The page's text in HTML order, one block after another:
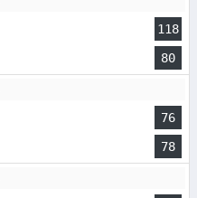
118
80
76
78